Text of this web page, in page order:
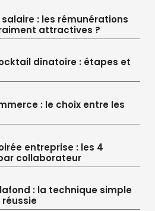
: les rémunérations
attractives ?
dînatoire : étapes et
: le choix entre les
entreprise : les 4
collaborateur
: la technique simple